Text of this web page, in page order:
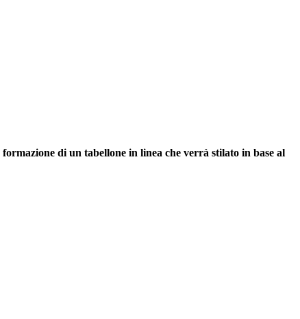
di un tabellone in linea che verrà stilato in base al